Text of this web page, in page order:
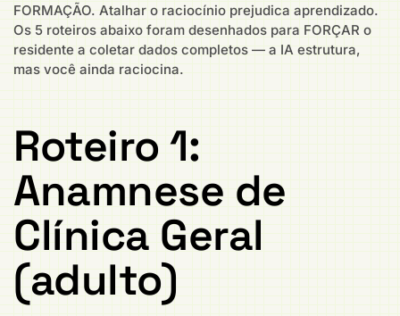
FORMAÇÃO. Atalhar o raciocínio prejudica aprendizado.
Os 5 roteiros abaixo foram desenhados para FORÇAR o
residente a coletar dados completos — a IA estrutura,
mas você ainda raciocina.
Roteiro 1:
Anamnese de
Clínica Geral
(adulto)